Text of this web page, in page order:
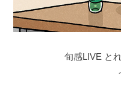
旬感LIVE と